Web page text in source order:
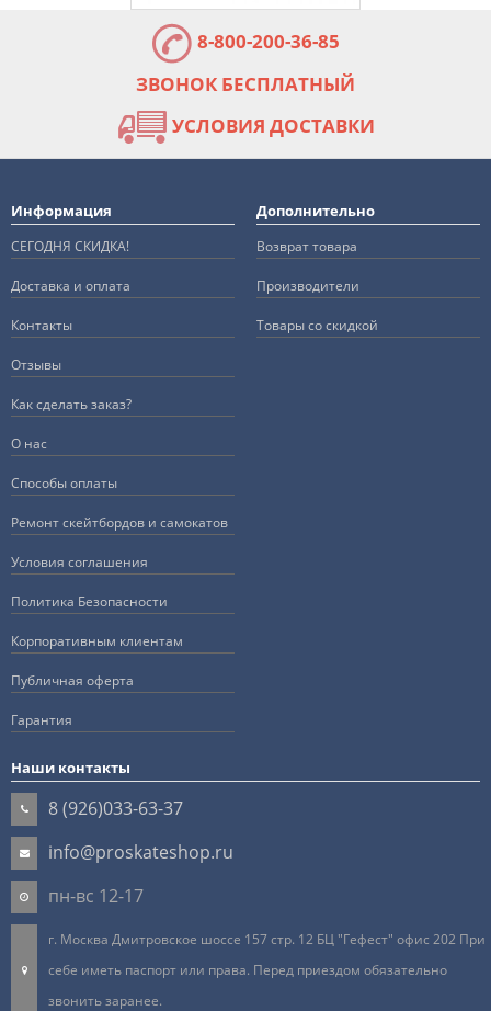
8-800-200-36-85
ЗВОНОК БЕСПЛАТНЫЙ
УСЛОВИЯ ДОСТАВКИ
Информация
СЕГОДНЯ СКИДКА!
Доставка и оплата
Контакты
Отзывы
Как сделать заказ?
О нас
Способы оплаты
Ремонт скейтбордов и самокатов
Условия соглашения
Политика Безопасности
Корпоративным клиентам
Публичная оферта
Гарантия
Дополнительно
Возврат товара
Производители
Товары со скидкой
Наши контакты
8 (926)033-63-37
info@proskateshop.ru
пн-вс 12-17
г. Москва Дмитровское шоссе 157 стр. 12 БЦ "Гефест" офис 202 При
себе иметь паспорт или права. Перед приездом обязательно
звонить заранее.